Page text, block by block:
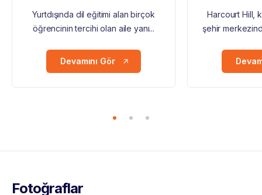
Yurtdışında dil eğitimi alan birçok
öğrencinin tercihi olan aile yanı...
Devamını Gör
Harcourt Hill,
şehir
Fotoğraflar